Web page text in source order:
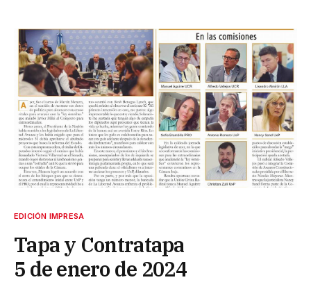
EDICIÓN IMPRESA
Tapa y Contratapa
5 de enero de 2024